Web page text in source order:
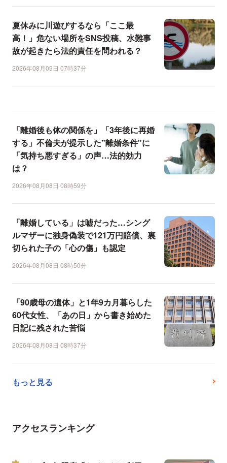
夏休みに川遊びするなら「ここ最
高！」危ない場所をSNS投稿、水難事
故が起きたら法的責任を問われる？
2026年08月09日 07時37分
「離婚後も体の関係を」「3年後に再婚
する」不倫夫が提示した"離婚条件"に
「気持ち悪すぎる」の声…法的効力
は？
2026年08月08日 08時59分
「離婚している」は嘘だった…シング
ルマザーに独身偽装で121万円賠償、裏
切られた子の「心の傷」も認定
2026年08月08日 08時50分
「90歳母の遺体」と1年9カ月暮らした
60代女性、「あの日」から書き始めた
日記に残された苦悩
2026年08月08日 08時37分
もっと見る
アクセスランキング